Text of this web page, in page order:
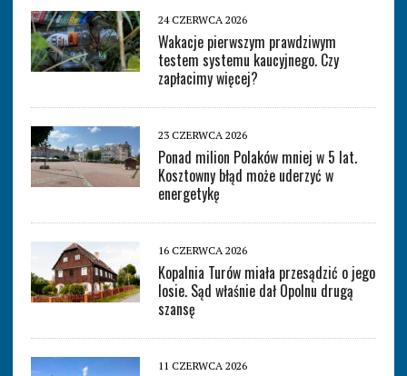
24 CZERWCA 2026
Wakacje pierwszym prawdziwym
testem systemu kaucyjnego. Czy
zapłacimy więcej?
23 CZERWCA 2026
Ponad milion Polaków mniej w 5 lat.
Kosztowny błąd może uderzyć w
energetykę
16 CZERWCA 2026
Kopalnia Turów miała przesądzić o jego
losie. Sąd właśnie dał Opolnu drugą
szansę
11 CZERWCA 2026